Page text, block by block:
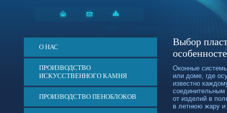
О НАС
ПРОИЗВОДСТВО
ИСКУССТВЕННОГО КАМНЯ
ПРОИЗВОДСТВО ПЕНОБЛОКОВ
Выбор
Оконные
или доме, где
известно
соединительным
от изделий в
в летнюю жару и